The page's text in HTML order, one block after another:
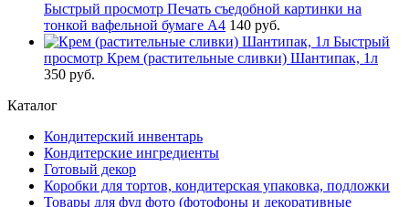
Быстрый просмотр Печать съедобной картинки на
тонкой вафельной бумаге А4 140 руб.
Быстрый
просмотр Крем (растительные сливки) Шантипак, 1л
350 руб.
Каталог
Кондитерский инвентарь
Кондитерские ингредиенты
Готовый декор
Коробки для тортов, кондитерская упаковка, подложки
Товары для фуд фото (фотофоны и декоративные